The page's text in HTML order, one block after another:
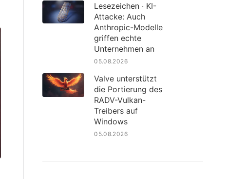
Lesezeichen · KI-
Attacke: Auch
Anthropic-Modelle
griffen echte
Unternehmen an
05.08.2026
Valve unterstützt
die Portierung des
RADV-Vulkan-
Treibers auf
Windows
05.08.2026